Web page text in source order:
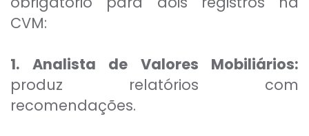
CVM:
1. Analista de Valores Mobiliários:
produz relatórios com
recomendações.